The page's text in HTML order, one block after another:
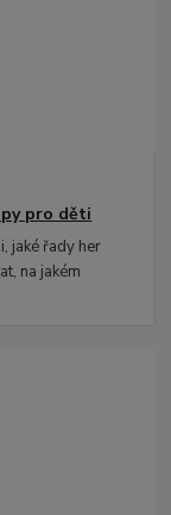
pro děti
jaké řady her
na jakém